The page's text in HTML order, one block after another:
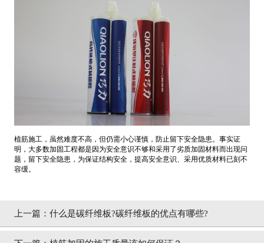
植筋施工，虽然难度不高，但仍需小心谨慎，防止留下安全隐患。事实证
明，大多数加固工程都是因为安全意识不够和采用了劣质加固材料而出现问
题，留下安全隐患，为保证结构安全，提高安全意识、采用优质材料已刻不
容缓。
上一篇： 什么是碳纤维板?碳纤维板的优点有哪些?